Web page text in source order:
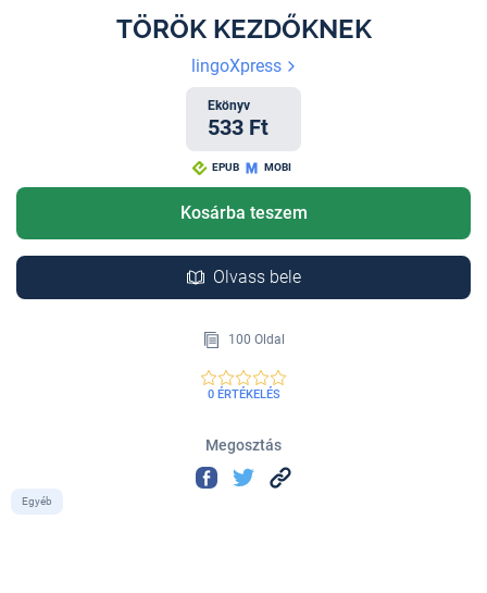
TÖRÖK KEZDŐKNEK
lingoXpress
Ekönyv
533 Ft
EPUB MOBI
Kosárba teszem
Olvass bele
100 Oldal
0 ÉRTÉKELÉS
Megosztás
Egyéb